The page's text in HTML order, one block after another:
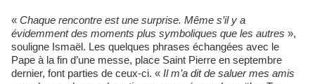
« Chaque rencontre est une surprise. Même s’il y a
évidemment des moments plus symboliques que les autres »,
souligne Ismaël. Les quelques phrases échangées avec le
Pape à la fin d’une messe, place Saint Pierre en septembre
dernier, font parties de ceux-ci. « Il m’a dit de saluer mes amis